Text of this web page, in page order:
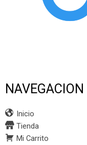
NAVEGACION
Inicio
Tienda
Mi Carrito